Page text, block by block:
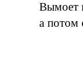
Вымоет
а потом